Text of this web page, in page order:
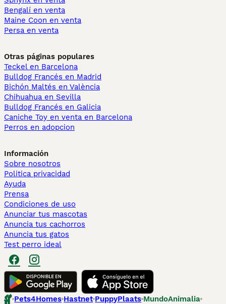
Bengalí en venta
Maine Coon en venta
Persa en venta
Otras páginas populares
Teckel en Barcelona
Bulldog Francés en Madrid
Bichón Maltés en València
Chihuahua en Sevilla
Bulldog Francés en Galicia
Caniche Toy en venta en Barcelona
Perros en adopcion
Información
Sobre nosotros
Politica privacidad
Ayuda
Prensa
Condiciones de uso
Anunciar tus mascotas
Anuncia tus cachorros
Anuncia tus gatos
Test perro ideal
Pets4Homes Hastnet PuppyPlaats MundoAnimalia